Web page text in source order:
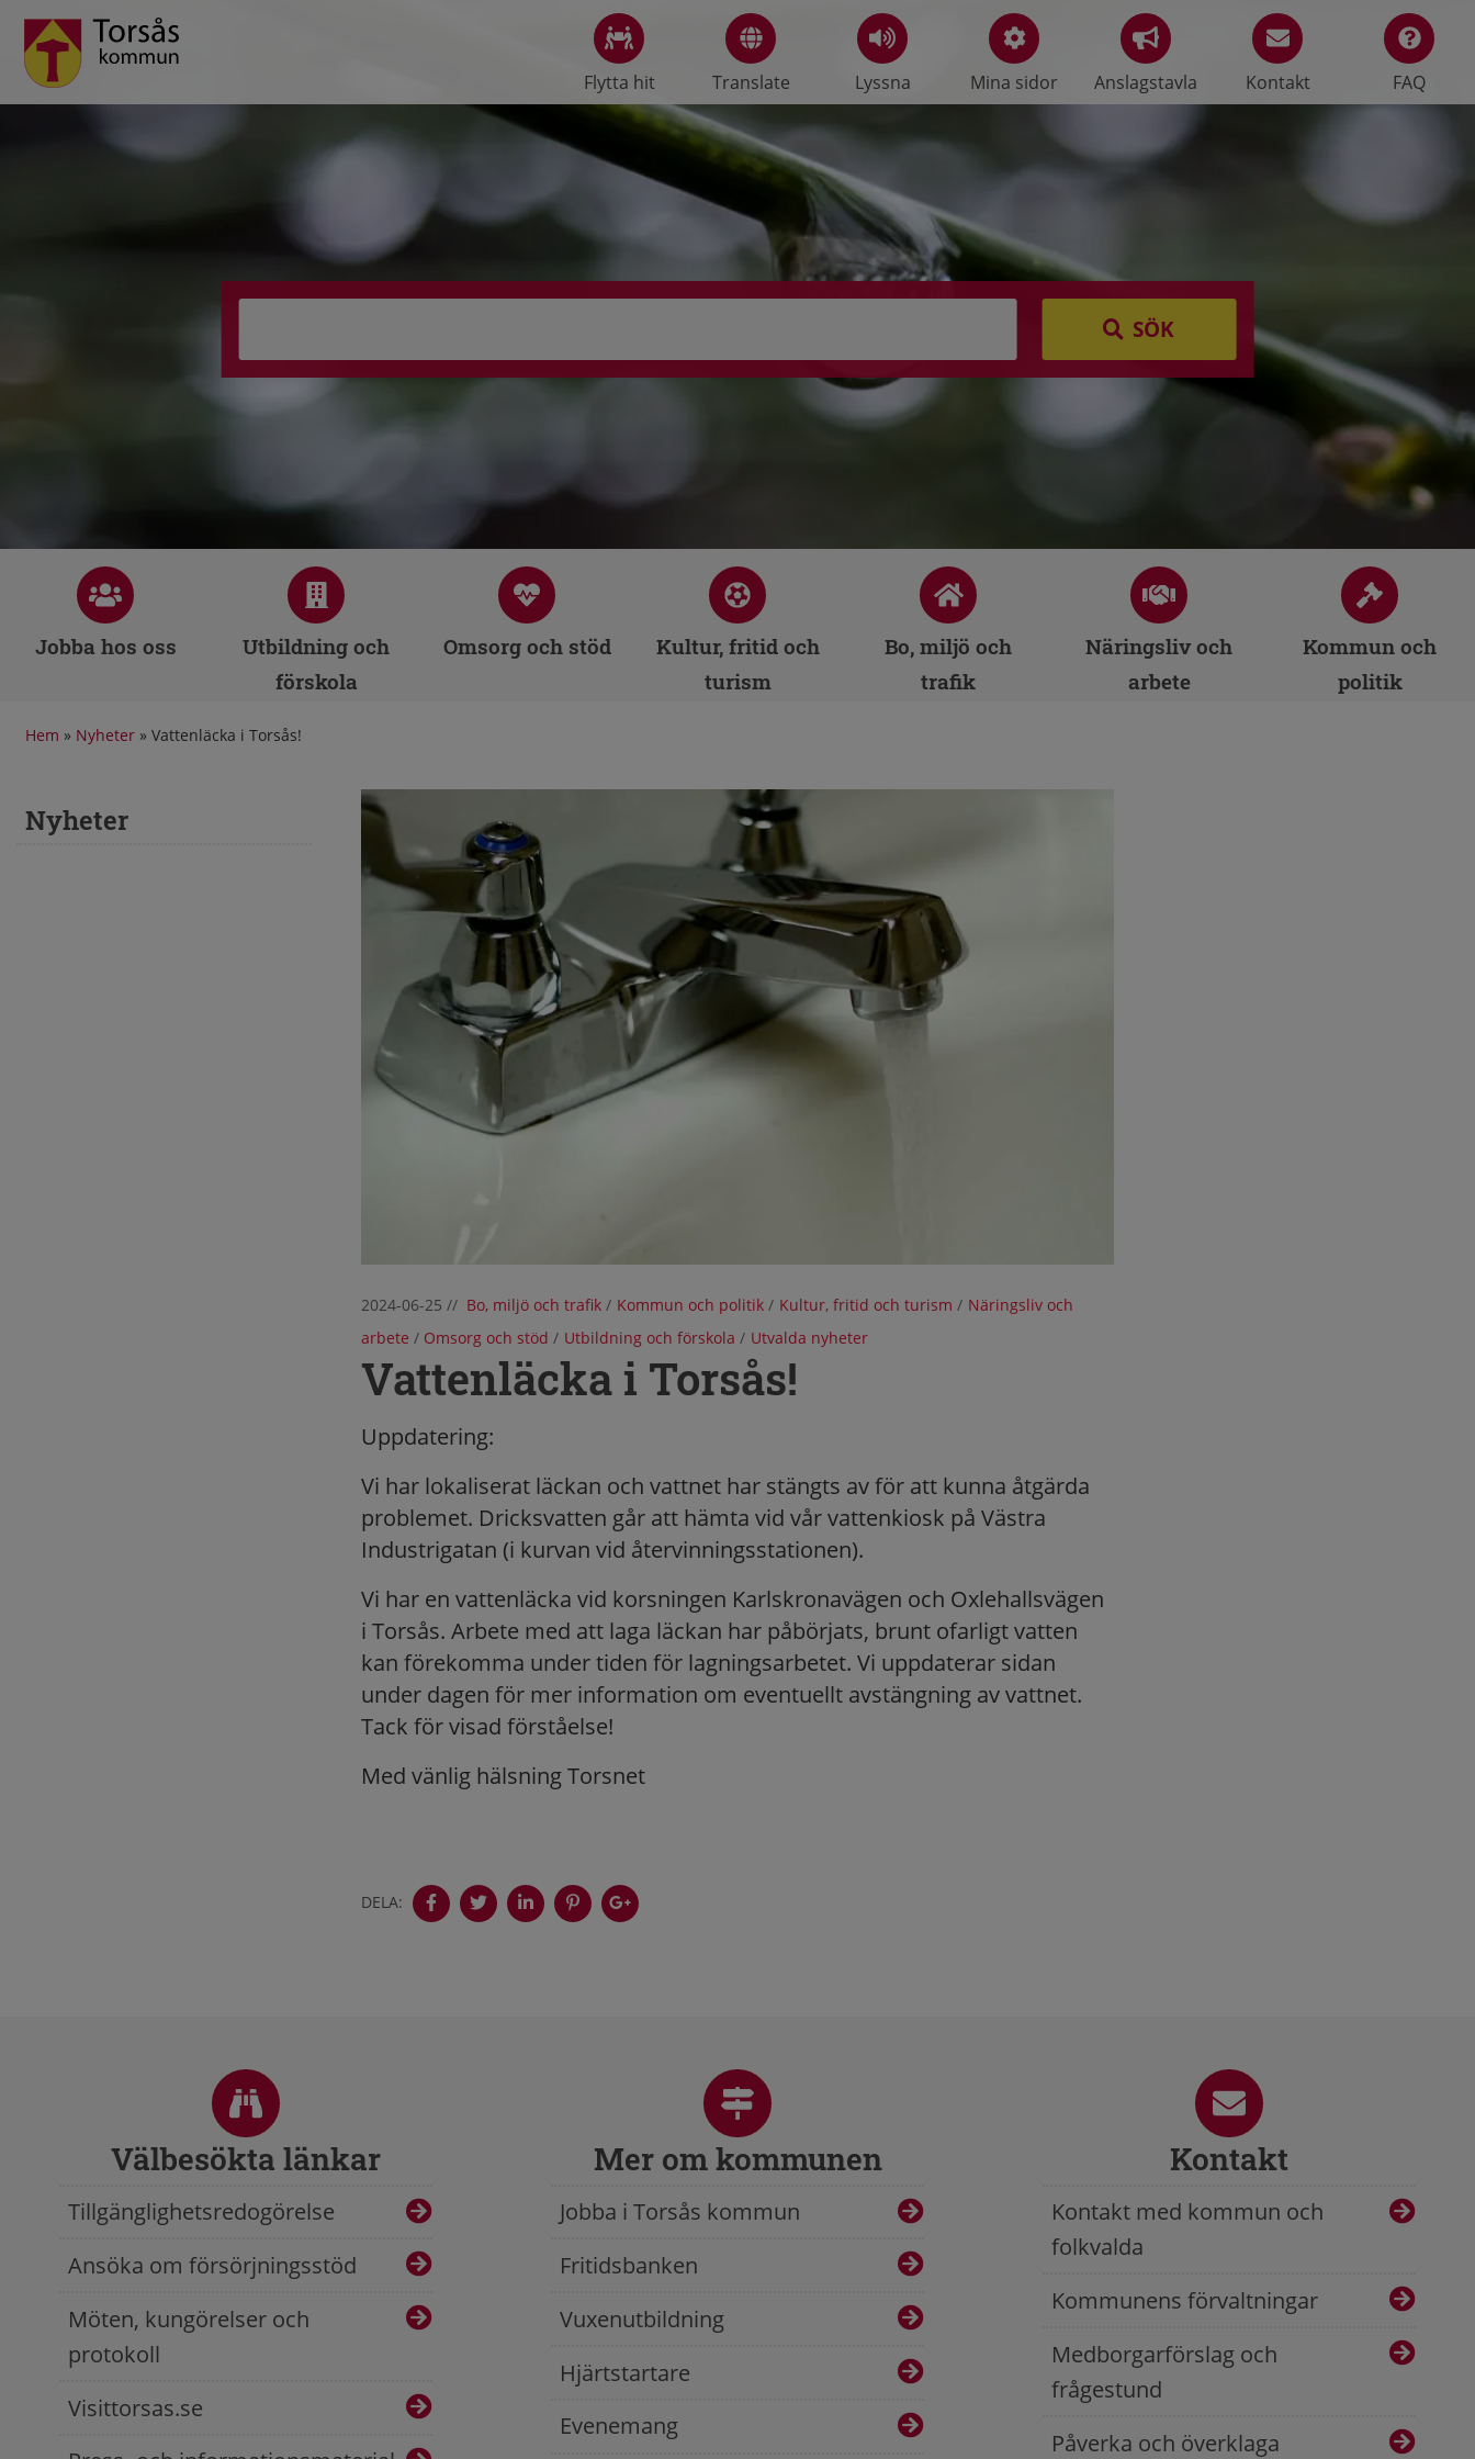
Flytta hit Translate Lyssna Mina sidor Anslagstavla Kontakt FAQ
SÖK
Jobba hos oss
Utbildning och
förskola
Omsorg och stöd
Kultur, fritid och
turism
Bo, miljö och
trafik
Näringsliv och
arbete
Kommun och
politik
Hem » Nyheter » Vattenläcka i Torsås!
Nyheter
2024-06-25 // Bo, miljö och trafik / Kommun och politik / Kultur, fritid och turism / Näringsliv och
arbete / Omsorg och stöd / Utbildning och förskola / Utvalda nyheter
Vattenläcka i Torsås!
Uppdatering:
Vi har lokaliserat läckan och vattnet har stängts av för att kunna åtgärda
problemet. Dricksvatten går att hämta vid vår vattenkiosk på Västra
Industrigatan (i kurvan vid återvinningsstationen).
Vi har en vattenläcka vid korsningen Karlskronavägen och Oxlehallsvägen
i Torsås. Arbete med att laga läckan har påbörjats, brunt ofarligt vatten
kan förekomma under tiden för lagningsarbetet. Vi uppdaterar sidan
under dagen för mer information om eventuellt avstängning av vattnet.
Tack för visad förståelse!
Med vänlig hälsning Torsnet
DELA:
Välbesökta länkar
Tillgänglighetsredogörelse
Ansöka om försörjningsstöd
Möten, kungörelser och
protokoll
Visittorsas.se
Mer om kommunen
Jobba i Torsås kommun
Fritidsbanken
Vuxenutbildning
Hjärtstartare
Evenemang
Kontakt
Kontakt med kommun och
folkvalda
Kommunens förvaltningar
Medborgarförslag och
frågestund
Påverka och överklaga